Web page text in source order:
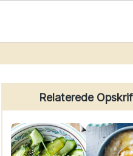
Primary
Sidebar
Relaterede